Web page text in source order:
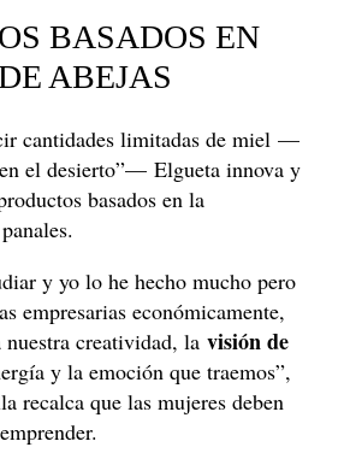
BASADOS EN
ABEJAS
cantidades limitadas de miel —
el desierto”— Elgueta innova y
basados en la
y yo lo he hecho mucho pero
empresarias económicamente,
nuestra creatividad, lavisión de
y la emoción que traemos”,
recalca que las mujeres deben